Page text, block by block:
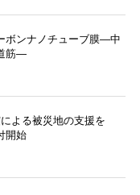
ボンナノチューブ膜―中
筋―
よる被災地の支援を
開始